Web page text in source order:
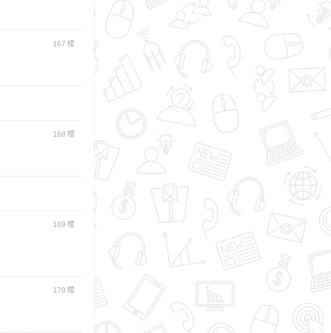
167 楼
168 楼
169 楼
170 楼